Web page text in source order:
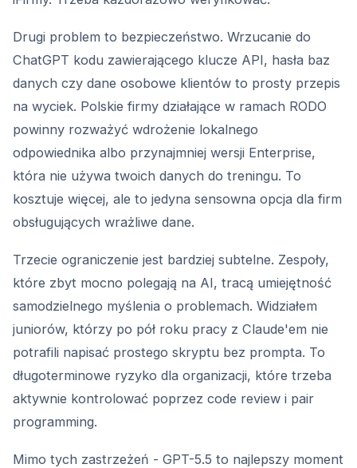
Drugi problem to bezpieczeństwo. Wrzucanie do
ChatGPT kodu zawierającego klucze API, hasła baz
danych czy dane osobowe klientów to prosty przepis
na wyciek. Polskie firmy działające w ramach RODO
powinny rozważyć wdrożenie lokalnego
odpowiednika albo przynajmniej wersji Enterprise,
która nie używa twoich danych do treningu. To
kosztuje więcej, ale to jedyna sensowna opcja dla firm
obsługujących wrażliwe dane.
Trzecie ograniczenie jest bardziej subtelne. Zespoły,
które zbyt mocno polegają na AI, tracą umiejętność
samodzielnego myślenia o problemach. Widziałem
juniorów, którzy po pół roku pracy z Claude'em nie
potrafili napisać prostego skryptu bez prompta. To
długoterminowe ryzyko dla organizacji, które trzeba
aktywnie kontrolować poprzez code review i pair
programming.
Mimo tych zastrzeżeń - GPT-5.5 to najlepszy moment